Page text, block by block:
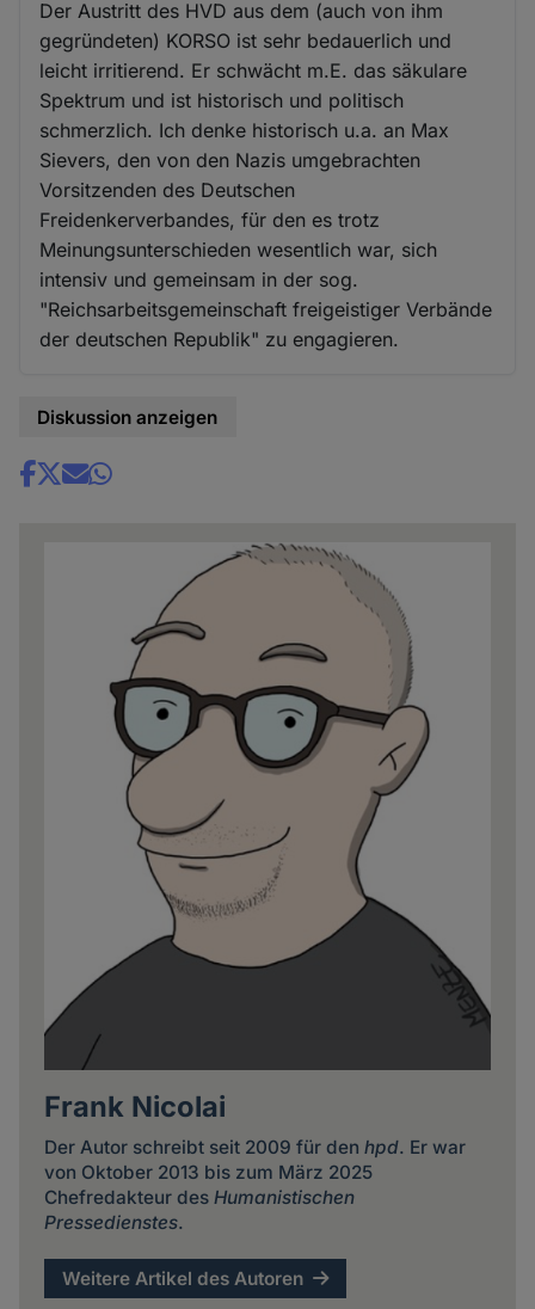
Der Austritt des HVD aus dem (auch von ihm
gegründeten) KORSO ist sehr bedauerlich und
leicht irritierend. Er schwächt m.E. das säkulare
Spektrum und ist historisch und politisch
schmerzlich. Ich denke historisch u.a. an Max
Sievers, den von den Nazis umgebrachten
Vorsitzenden des Deutschen
Freidenkerverbandes, für den es trotz
Meinungsunterschieden wesentlich war, sich
intensiv und gemeinsam in der sog.
"Reichsarbeitsgemeinschaft freigeistiger Verbände
der deutschen Republik" zu engagieren.
Diskussion anzeigen
Share
Frank Nicolai
Der Autor schreibt seit 2009 für den hpd. Er war
von Oktober 2013 bis zum März 2025
Chefredakteur des Humanistischen
Pressedienstes.
Weitere Artikel des Autoren